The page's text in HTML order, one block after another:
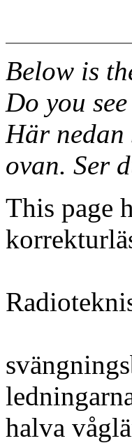
Below is
Do you
Här nedan
ovan. Ser
This page
halva